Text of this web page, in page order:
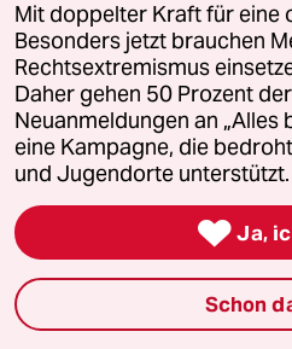
taz zahl ich
taz lab Infobrief
Veranstaltungen
Demnächst
Mit doppelter Kraft für eine
Besonders jetzt brauchen
Rechtsextremismus
Daher gehen 50 Prozent
Neuanmeldungen an „Alles
eine Kampagne, die
und Jugendorte
 Ja,
Schon